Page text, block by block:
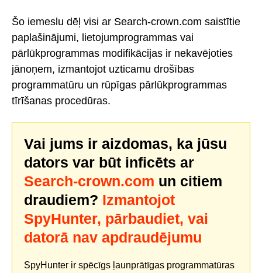
Šo iemeslu dēļ visi ar Search-crown.com saistītie
paplašinājumi, lietojumprogrammas vai
pārlūkprogrammas modifikācijas ir nekavējoties
jānoņem, izmantojot uzticamu drošības
programmatūru un rūpīgas pārlūkprogrammas
tīrīšanas procedūras.
Vai jums ir aizdomas, ka jūsu
dators var būt inficēts ar
Search-crown.com un citiem
draudiem? Izmantojot
SpyHunter, pārbaudiet, vai
datorā nav apdraudējumu
SpyHunter ir spēcīgs ļaunprātīgas programmatūras